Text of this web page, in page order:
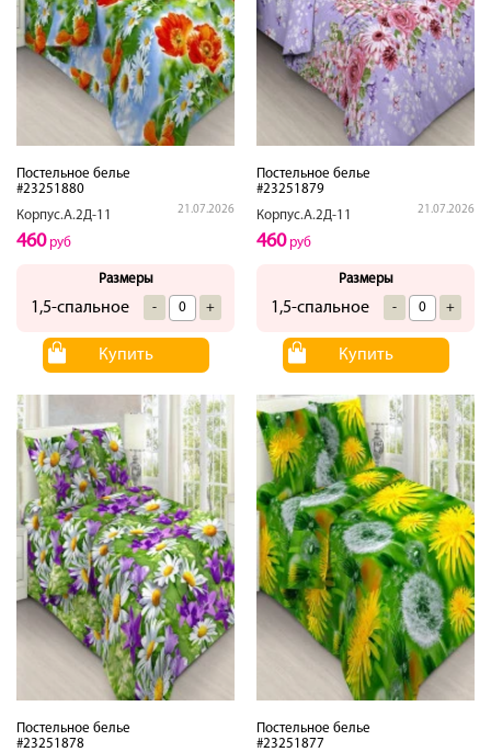
Постельное белье
#23251880
Корпус.А.2Д-11
21.07.2026
460руб
Размеры
1,5-спальное - +
Купить
Постельное белье
#23251879
Корпус.А.2Д-11
21.07.2026
460руб
Размеры
1,5-спальное - +
Купить
Постельное белье
#23251878
Постельное белье
#23251877